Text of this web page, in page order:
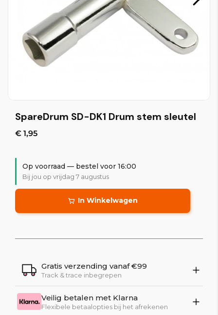
SpareDrum SD-DK1 Drum stem sleutel
€ 1,95
Op voorraad — bestel voor 16:00
Bij jou op vrijdag 7 augustus
In Winkelwagen
Gratis verzending vanaf €99
Track & trace inbegrepen
Veilig betalen met Klarna
Flexibele betaalopties bij het afrekenen